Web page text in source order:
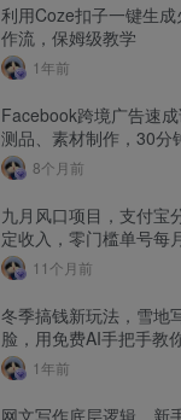
利用Coze扣子一键生
作流，保姆级教学
1年前
Facebook跨境广告速
测品、素材制作，30分
单出单8个月前
九月风口项目，支付宝
定收入，零门槛单号每
11个月前
冬季搞钱新玩法，雪地
脸，用免费AI手把手教
3.5w，接单到手软
1年前
网文写作底层逻辑，新